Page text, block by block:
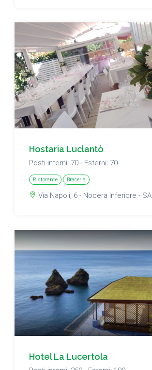
Hostaria Luclantò
Posti interni: 70 - Esterni: 70
Ristorante Braceria
Via Napoli, 6 - Nocera Inferiore - SA
Hotel La Lucertola